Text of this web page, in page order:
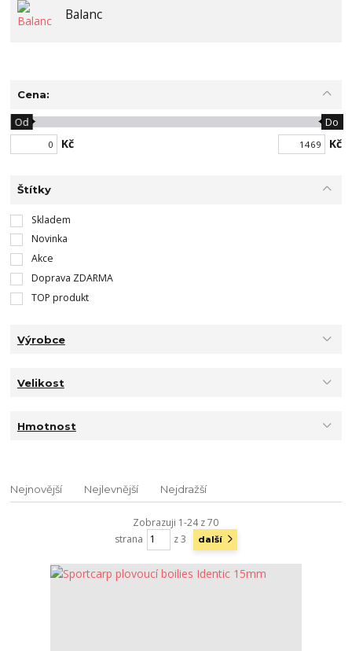
Balanc
Cena:
Kč
Od Do
Kč
Štítky
Skladem
Novinka
Akce
Doprava ZDARMA
TOP produkt
Výrobce
Velikost
Hmotnost
Nejnovější Nejlevnější Nejdražší
Zobrazuji 1-24 z 70
strana
z 3 další